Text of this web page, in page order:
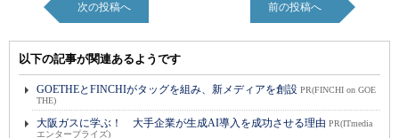
次の投稿へ 前の投稿へ
以下の記事が関連あるようです
GOETHEとFINCHIがタッグを組み、新メディアを創設 PR(FINCHI on GOE
THE)
大阪ガスに学ぶ！ 大手企業が生成AI導入を成功させる理由 PR(ITmedia
エンタープライズ)